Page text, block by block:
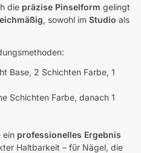
die präzise Pinselform gelingt
, sowohl im Studio als
Base, 2 Schichten Farbe, 1
Schichten Farbe, danach 1
ein professionelles Ergebnis
Haltbarkeit – für Nägel, die